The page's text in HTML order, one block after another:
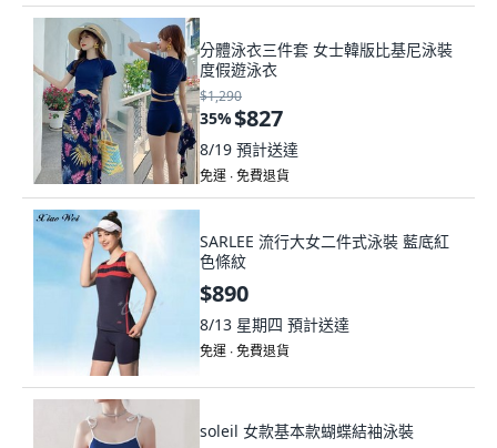
分體泳衣三件套 女士韓版比基尼泳裝
度假遊泳衣
$1,290
35%$827
8/19 預計送達
免運 ∙ 免費退貨
SARLEE 流行大女二件式泳裝 藍底紅
色條紋
$890
8/13 星期四 預計送達
免運 ∙ 免費退貨
soleil 女款基本款蝴蝶結袖泳裝